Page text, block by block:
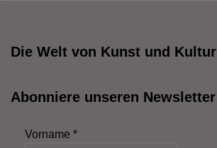
Die Welt von Kunst und Kultur
Abonniere unseren Newsletter
Vorname *